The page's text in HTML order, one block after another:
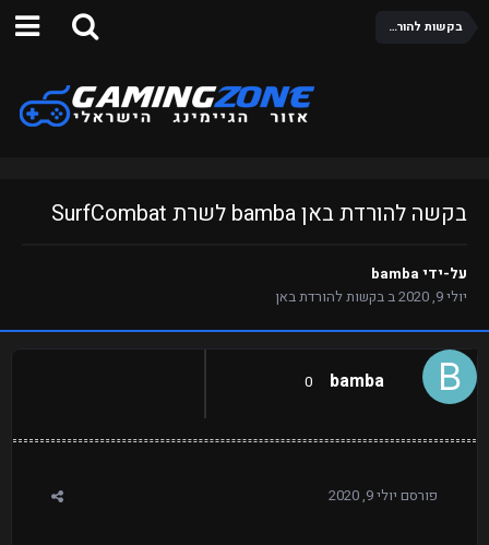
בקשות להורדת באן
בקשה להורדת באן bamba לשרת SurfCombat
על-ידי bamba
יולי 9, 2020
בבקשות להורדת באן
bamba
0
פורסם יולי 9, 2020